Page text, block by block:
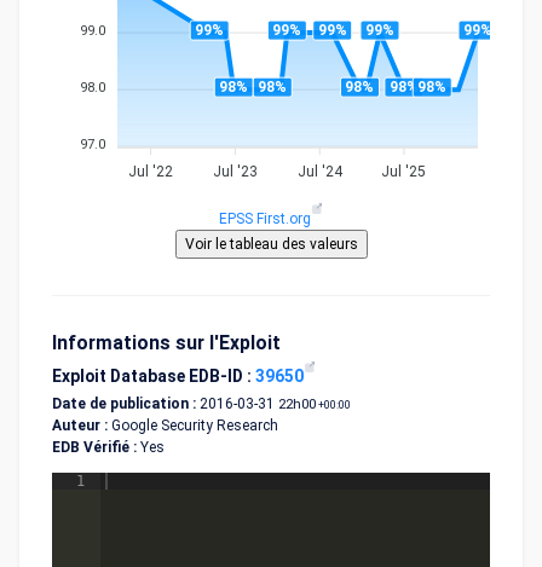
99.0
98.0
97.0
99%
98% 98%
99% 99%
98%
99%
98% 98%
99%
Jul '22 Jul '23 Jul '24 Jul '25
EPSS First.org
Informations sur l'Exploit
Exploit Database EDB-ID : 39650
Date de publication : 2016-03-31 22h00 +00:00
Auteur : Google Security Research
EDB Vérifié : Yes
1